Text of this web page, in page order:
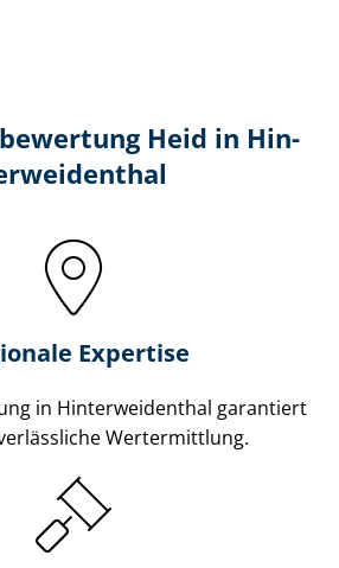
Heid in Hin­
Expertise
in Hin­ter­wei­den­thal garantiert
Wertermittlung.